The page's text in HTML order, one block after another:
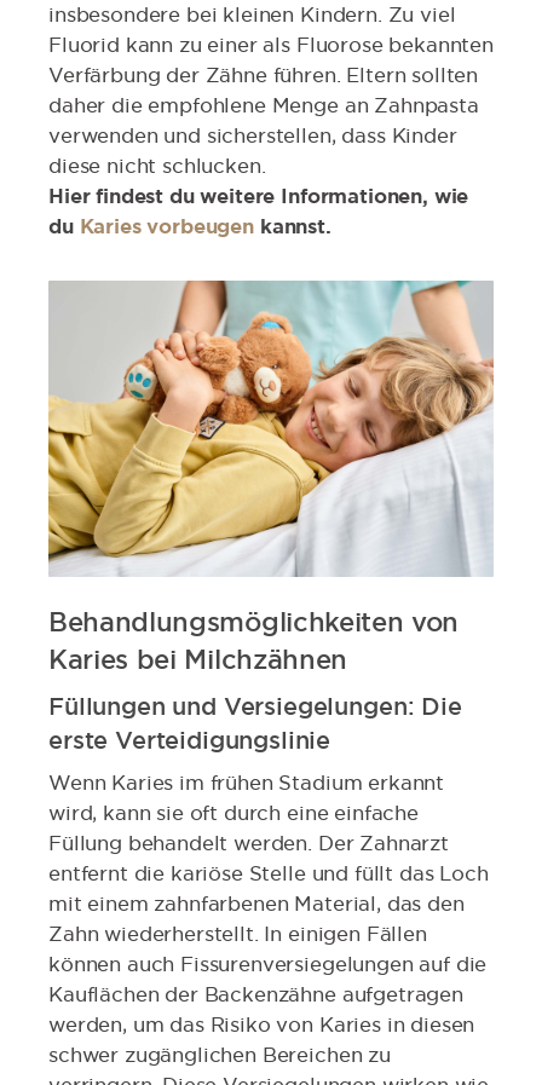
insbesondere bei kleinen Kindern. Zu viel
Fluorid kann zu einer als Fluorose bekannten
Verfärbung der Zähne führen. Eltern sollten
daher die empfohlene Menge an Zahnpasta
verwenden und sicherstellen, dass Kinder
diese nicht schlucken.
Hier findest du weitere Informationen, wie
du Karies vorbeugenkannst.
Behandlungsmöglichkeiten von
Karies bei Milchzähnen
Füllungen und Versiegelungen: Die
erste Verteidigungslinie
Wenn Karies im frühen Stadium erkannt
wird, kann sie oft durch eine einfache
Füllung behandelt werden. Der Zahnarzt
entfernt die kariöse Stelle und füllt das Loch
mit einem zahnfarbenen Material, das den
Zahn wiederherstellt. In einigen Fällen
können auch Fissurenversiegelungen auf die
Kauflächen der Backenzähne aufgetragen
werden, um das Risiko von Karies in diesen
schwer zugänglichen Bereichen zu